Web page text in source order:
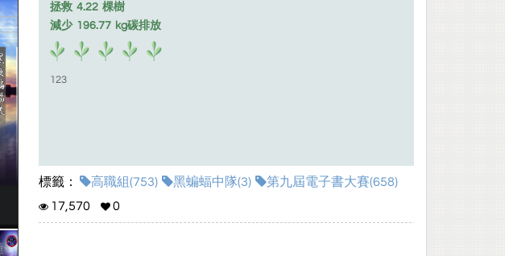
拯救 4.22 棵樹
減少 196.77 kg碳排放
123
標籤： 高職組(753) 黑蝙蝠中隊(3)
第九屆電子書大賽(658)
17,570
0